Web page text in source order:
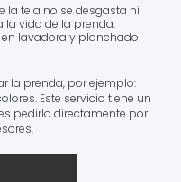
la tela no se desgasta ni
la vida de la prenda.
lavadora y planchado
la prenda, por ejemplo:
Este servicio tiene un
pedirlo directamente por